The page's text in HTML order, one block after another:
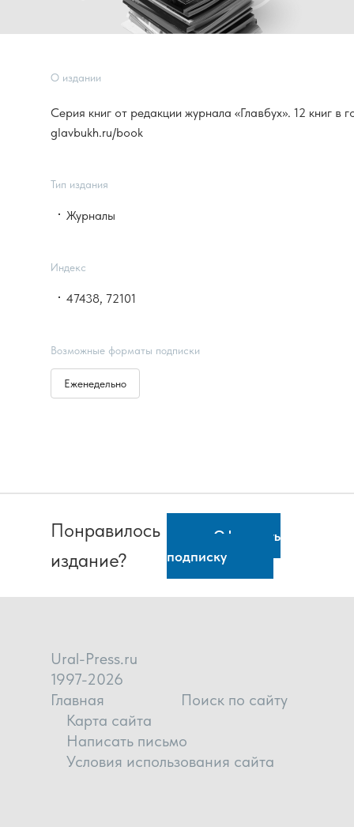
О издании
Серия книг от редакции журнала «Главбух». 12 книг
glavbukh.ru/book
Тип издания
Журналы
Индекс
47438, 72101
Возможные форматы подписки
Еженедельно
Понравилось
издание?
Оформить
подписку
Ural-Press.ru
1997-2026
Главная
Поиск по сайту
Карта сайта
Написать письмо
Условия использования сайта